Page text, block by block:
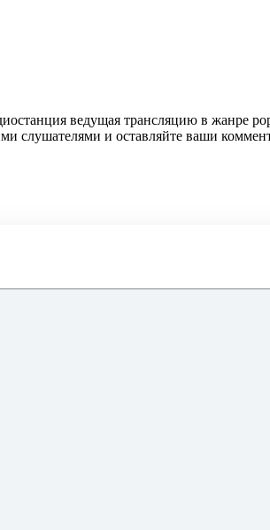
ведущая трансляцию в жанре
слушателями и оставляйте ваши